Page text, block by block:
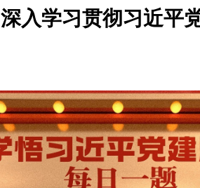
深入学习贯彻习近平